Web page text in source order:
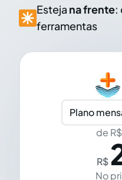
Esteja na frente:
ferramentas
Plano
de R$
R$
No